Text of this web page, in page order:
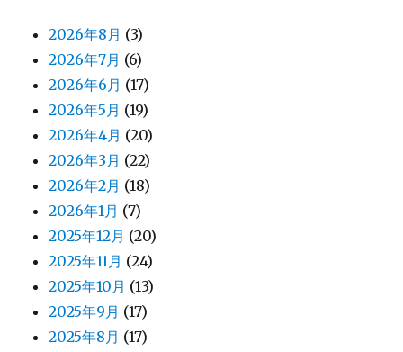
2026年8月 (3)
2026年7月 (6)
2026年6月 (17)
2026年5月 (19)
2026年4月 (20)
2026年3月 (22)
2026年2月 (18)
2026年1月 (7)
2025年12月 (20)
2025年11月 (24)
2025年10月 (13)
2025年9月 (17)
2025年8月 (17)